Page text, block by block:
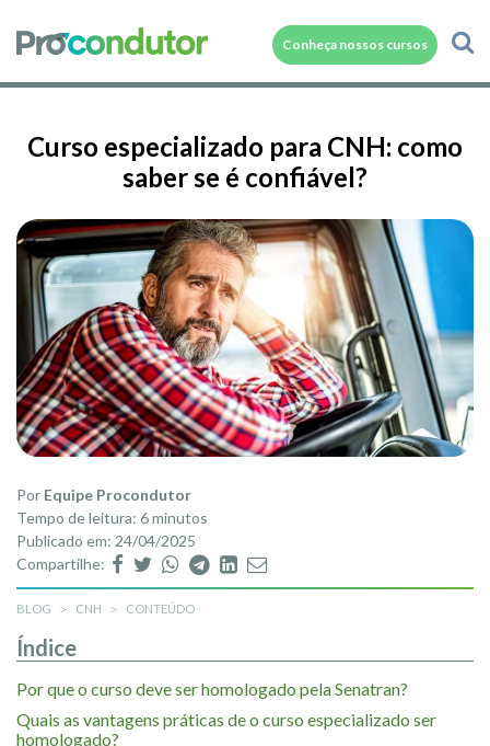
Conheça nossos cursos
Curso especializado para CNH: como
saber se é confiável?
Por Equipe Procondutor
Tempo de leitura: 6 minutos
Publicado em: 24/04/2025
Compartilhe:
BLOG CNH CONTEÚDO
Índice
Por que o curso deve ser homologado pela Senatran?
Quais as vantagens práticas de o curso especializado ser
homologado?